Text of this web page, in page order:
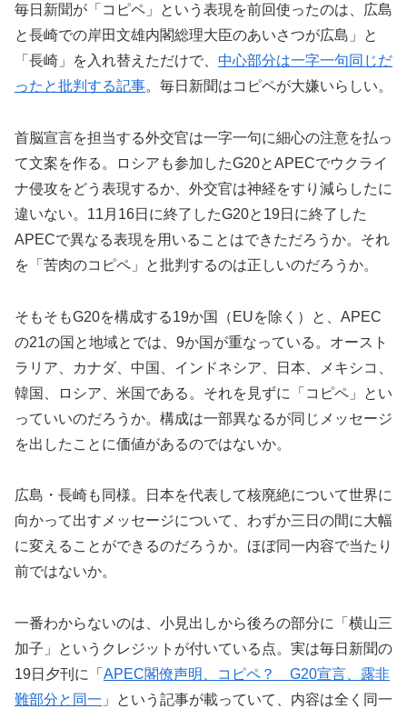
毎日新聞が「コピペ」という表現を前回使ったのは、広島
と長崎での岸田文雄内閣総理大臣のあいさつが広島」と
「長崎」を入れ替えただけで、 中心部分は一字一句同じだ
ったと批判する記事。毎日新聞はコピペが大嫌いらしい。
首脳宣言を担当する外交官は一字一句に細心の注意を払っ
て文案を作る。ロシアも参加したG20とAPECでウクライ
ナ侵攻をどう表現するか、外交官は神経をすり減らしたに
違いない。11月16日に終了したG20と19日に終了した
APECで異なる表現を用いることはできただろうか。それ
を「苦肉のコピペ」と批判するのは正しいのだろうか。
そもそもG20を構成する19か国（EUを除く）と、APEC
の21の国と地域とでは、9か国が重なっている。オースト
ラリア、カナダ、中国、インドネシア、日本、メキシコ、
韓国、ロシア、米国である。それを見ずに「コピペ」とい
っていいのだろうか。構成は一部異なるが同じメッセージ
を出したことに価値があるのではないか。
広島・長崎も同様。日本を代表して核廃絶について世界に
向かって出すメッセージについて、わずか三日の間に大幅
に変えることができるのだろうか。ほぼ同一内容で当たり
前ではないか。
一番わからないのは、小見出しから後ろの部分に「横山三
加子」というクレジットが付いている点。実は毎日新聞の
19日夕刊に「 APEC閣僚声明、コピペ？ G20宣言、露非
難部分と同一 」という記事が載っていて、内容は全く同一